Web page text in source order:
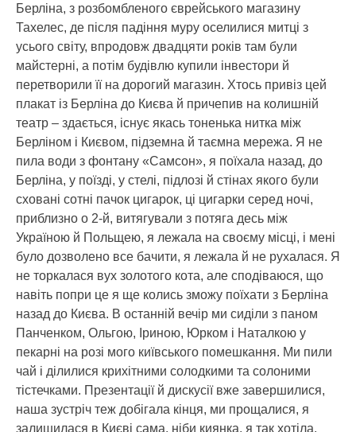
Берліна, з розбомбленого єврейського магазину
Тахелес, де після падіння муру оселилися митці з
усього світу, впродовж двадцяти років там були
майстерні, а потім будівлю купили інвестори й
перетворили її на дорогий магазин. Хтось привіз цей
плакат із Берліна до Києва й причепив на колишній
театр – здається, існує якась тоненька нитка між
Берліном і Києвом, підземна й таємна мережа. Я не
пила води з фонтану «Самсон», я поїхала назад, до
Берліна, у поїзді, у стелі, підлозі й стінах якого були
сховані сотні пачок цигарок, ці цигарки серед ночі,
приблизно о 2-й, витягували з потяга десь між
Україною й Польщею, я лежала на своєму місці, і мені
було дозволено все бачити, я лежала й не рухалася. Я
не торкалася вух золотого кота, але сподіваюся, що
навіть попри це я ще колись зможу поїхати з Берліна
назад до Києва. В останній вечір ми сиділи з паном
Панченком, Ольгою, Іриною, Юрком і Наталкою у
пекарні на розі мого київського помешкання. Ми пили
чай і ділилися крихітними солодкими та солоними
тістечками. Презентації й дискусії вже завершилися,
наша зустріч теж добігала кінця, ми прощалися, я
залишилася в Києві сама, ніби киянка, я так хотіла.